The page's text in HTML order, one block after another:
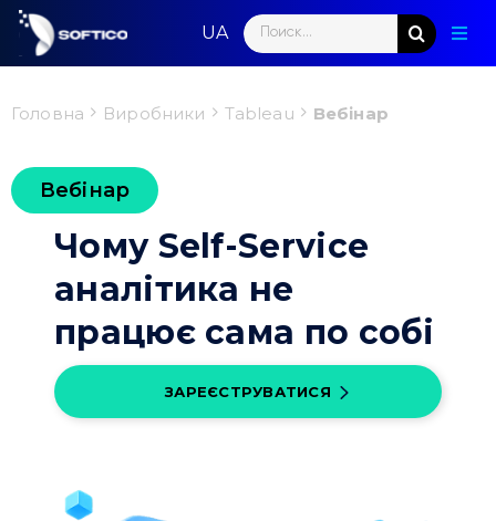
Skip
content
Search
for:
Головна Виробники Tableau Вебінар
Вебінар
Чому Self-Service
аналітика не
працює сама по собі
ЗАРЕЄСТРУВАТИСЯ